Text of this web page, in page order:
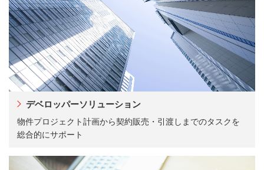
デベロッパーソリューション
物件プロジェクト計画から契約販売・引渡しまでのタスクを
総合的にサポート